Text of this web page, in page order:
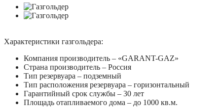
Характеристики газгольдера:
Компания производитель – «GARANT-GAZ»
Страна производитель – Россия
Тип резервуара – подземный
Тип расположения резервуара – горизонтальный
Гарантийный срок службы – 30 лет
Площадь отапливаемого дома – до 1000 кв.м.